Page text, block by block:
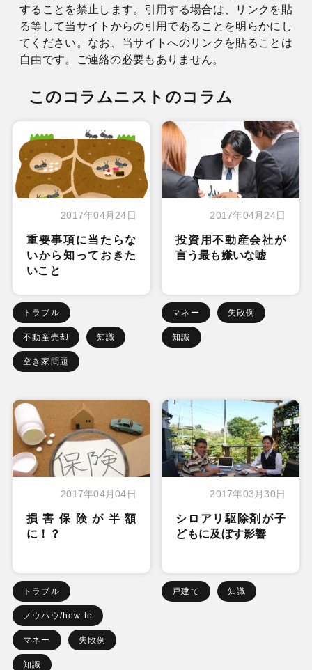
することを禁止します。引用する場合は、リンクを貼
る等して当サイトからの引用であることを明らかにし
てください。なお、当サイトへのリンクを貼ることは
自由です。ご連絡の必要もありません。
このコラムニストのコラム
2017年04月24日
重要事項に当たらな
いから知っておきた
いこと
トラブル
不動産売却 知識
空き家問題
2017年04月24日
投資用不動産会社が
言う最も嫌いな嘘
マネー 失敗例
知識
2017年04月04日
損害保険が半額
に！？
トラブル
ノウハウ/how to
マネー 失敗例
知識
2017年03月30日
シロアリ駆除剤が子
どもに及ぼす影響
戸建て 知識